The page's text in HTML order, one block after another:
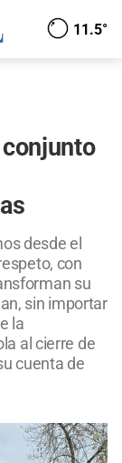
11.5°
desde el
con
su
sin importar
la
al cierre de
cuenta de